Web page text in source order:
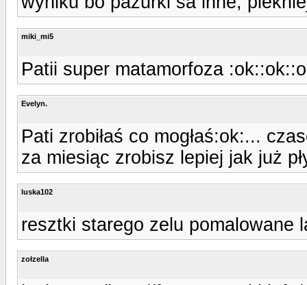
miki_mi5
Patii super matamorfoza
Evelyn.
Pati zrobiłaś co mogłaś:ok:...
za miesiąc zrobisz lepiej jak już
luska102
resztki starego zelu pomalowane
zołzella